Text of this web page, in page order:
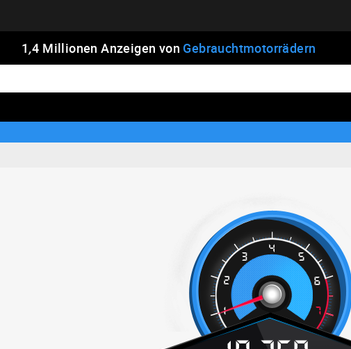
1,4 Millionen Anzeigen von Gebrauchtmotorrädern